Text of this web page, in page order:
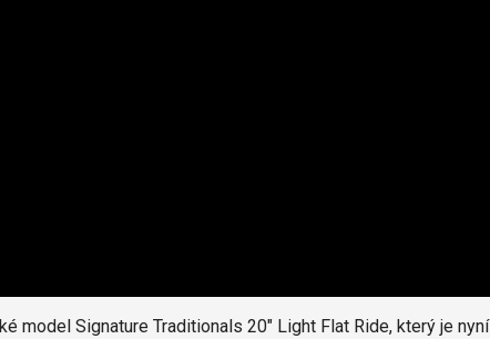
model Signature Traditionals 20" Light Flat Ride, který je nyní